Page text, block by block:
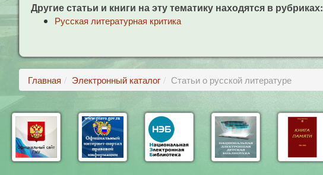
Другие статьи и книги на эту тематику находятся в рубриках:
Русская литературная критика
Главная Электронный каталог Статьи о русской литературе